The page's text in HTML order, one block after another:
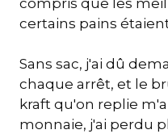
certains pains
Sans sac, j'ai dû
chaque arrêt, et le
kraft qu'on replie
monnaie, j'ai perdu